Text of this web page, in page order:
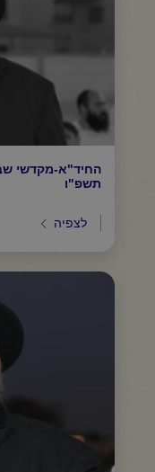
החיד"א-מקדשי
תשפ"ו
לצפיה